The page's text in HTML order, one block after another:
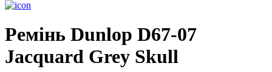
Ремінь Dunlop D67-07
Jacquard Grey Skull